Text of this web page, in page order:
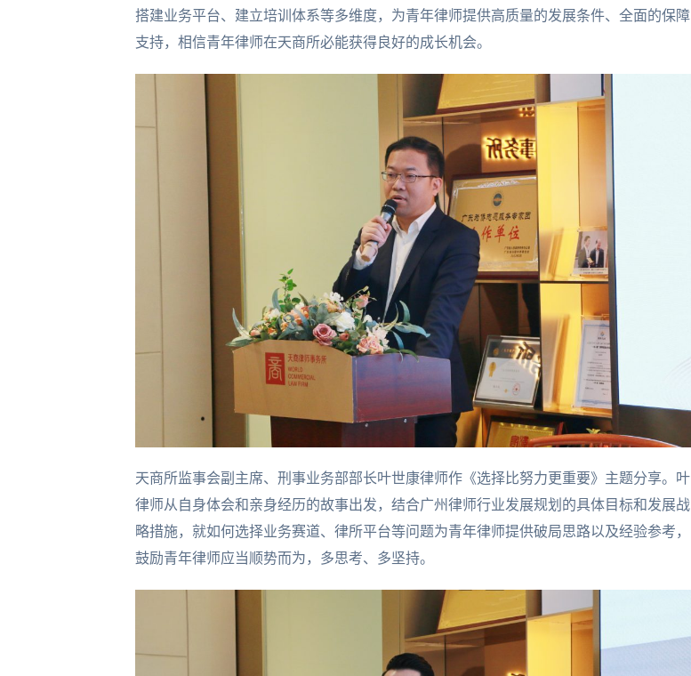
搭建业务平台、建立培训体系等多维度，为青年律师提供高质量的发展条件、全面的保障
支持，相信青年律师在天商所必能获得良好的成长机会。
天商所监事会副主席、刑事业务部部长叶世康律师作《选择比努力更重要》主题分享。叶
律师从自身体会和亲身经历的故事出发，结合广州律师行业发展规划的具体目标和发展战
略措施，就如何选择业务赛道、律所平台等问题为青年律师提供破局思路以及经验参考，
鼓励青年律师应当顺势而为，多思考、多坚持。